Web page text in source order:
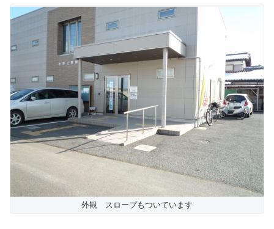
外観 スロープもついています